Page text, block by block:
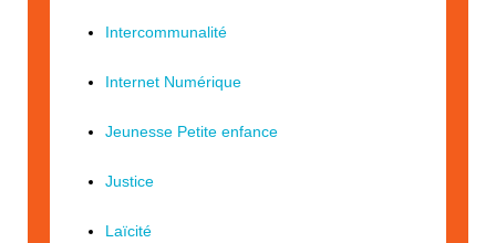
Intercommunalité
Internet Numérique
Jeunesse Petite enfance
Justice
Laïcité